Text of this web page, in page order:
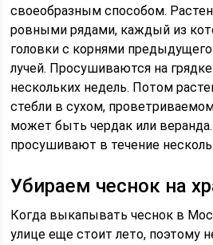
своеобразным способом.
ровными рядами, каждый из
головки с корнями
лучей. Просушиваются на
нескольких недель. Потом
стебли в сухом,
может быть чердак или
просушивают в течение
Убираем чеснок на
Когда выкапывать чеснок в
улице еще стоит лето, поэтому